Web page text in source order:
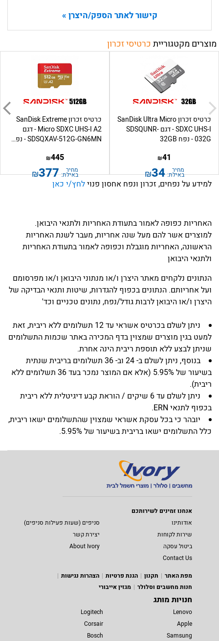
קישור לאתר הספק/היצרן »
מוצרים מקטגוריית כרטיסי זכרון
כרטיס זכרון SanDisk Ultra Micro
SDXC UHS-I - דגם SDSQUNR-
032G - נפח 32GB
41
₪
מחיר
באילת: 34
₪
כרטיס זכרון SanDisk Extreme
Micro SDXC UHS-I A2 - דגם
SDSQXAV-512G-GN6MN - נפח...
445
₪
מחיר
באילת: 377
₪
למידע על נפחים, זכרון ונפח אחסון פנוילחץ/י כאן
האחריות כפופה לאמור בתעודת האחריות ולתנאי היבואן.
למוצרים אשר להם מעל שנה אחריות, מעבר לשנת האחריות
הראשונה, האחריות מוגבלת וכפופה לאמור בתעודת האחריות
ולתנאי היבואן
הנתונים נלקחים מאתר היצרן ו/או מנתוני היבואן ו/או מפרסומם
ועל אחריותם. הנתונים בכפוף להגדרות, שיטות ותנאי הבדיקה של
היצרן ו/או היבואן לרבות גודל/נפח, נתונים טכניים וכד'
ניתן לשלם בכרטיס אשראי עד 12 תשלומים ללא ריבית, זאת
למעט בגין מוצרים שמצוין בדף המכירה באתר שכמות התשלומים
שניתן לבצע ללא תוספת ריבית הינה אחרת.
בנוסף, ניתן לשלם ב- 24 וב- 36 תשלומים בריבית שנתית
בשיעור של 5.95% (אלא אם המוצר נמכר בעד 36 תשלומים ללא
ריבית).
ניתן לשלם עד 6 שיקים / הוראת קבע דיגיטלית ללא ריבית
בכפוף לתנאי ERN.
יובהר כי בכל עסקת אשראי שמצוין שהתשלומים ישאו ריבית,
כלל התשלומים ישאו בריבית בשיעור של 5.95%.
אנחנו זמינים לשירותכם
אודותינו
סניפים (שעות פעילות סניפים)
שירות לקוחות
יצירת קשר
ביטול עסקה
About Ivory
Contact Us
מפת האתר
תקנון הגנת פרטיות
הצהרות נגישות
חנות מחשבים וסלולר
מגזין אייבורי
חנויות מותג
Lenovo
Apple
Samsung
Logitech
Corsair
Bosch